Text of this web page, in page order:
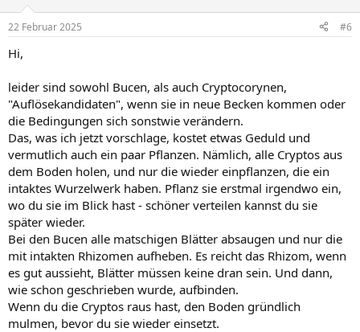
22 Februar 2025 #6
Hi,
leider sind sowohl Bucen, als auch Cryptocorynen,
"Auflösekandidaten", wenn sie in neue Becken kommen oder
die Bedingungen sich sonstwie verändern.
Das, was ich jetzt vorschlage, kostet etwas Geduld und
vermutlich auch ein paar Pflanzen. Nämlich, alle Cryptos aus
dem Boden holen, und nur die wieder einpflanzen, die ein
intaktes Wurzelwerk haben. Pflanz sie erstmal irgendwo ein,
wo du sie im Blick hast - schöner verteilen kannst du sie
später wieder.
Bei den Bucen alle matschigen Blätter absaugen und nur die
mit intakten Rhizomen aufheben. Es reicht das Rhizom, wenn
es gut aussieht, Blätter müssen keine dran sein. Und dann,
wie schon geschrieben wurde, aufbinden.
Wenn du die Cryptos raus hast, den Boden gründlich
mulmen, bevor du sie wieder einsetzt.